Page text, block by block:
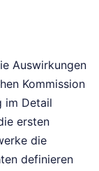
Auswirkungen
Kommission
im Detail
ersten
die
definieren